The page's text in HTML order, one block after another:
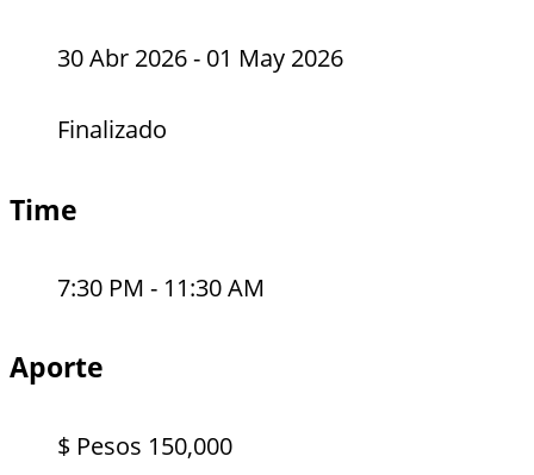
30 Abr 2026- 01 May 2026
Finalizado
Time
7:30 PM - 11:30 AM
Aporte
$ Pesos 150,000